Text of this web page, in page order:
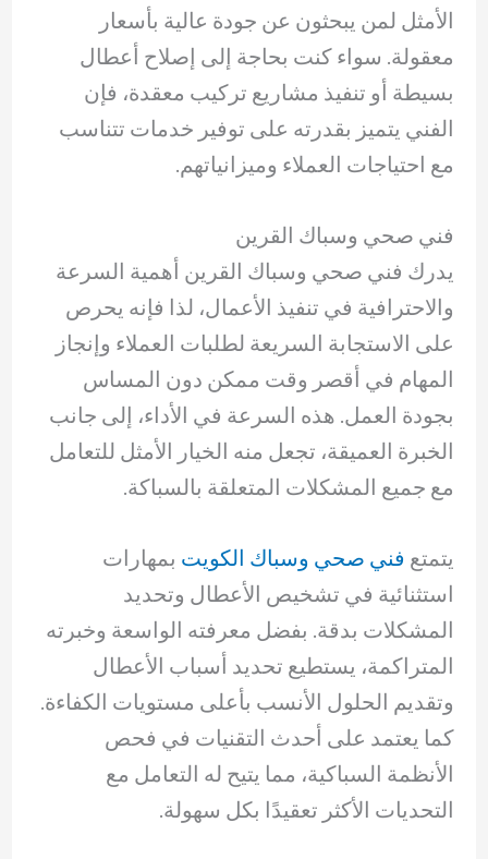
الأمثل لمن يبحثون عن جودة عالية بأسعار
معقولة. سواء كنت بحاجة إلى إصلاح أعطال
بسيطة أو تنفيذ مشاريع تركيب معقدة، فإن
الفني يتميز بقدرته على توفير خدمات تتناسب
مع احتياجات العملاء وميزانياتهم.
فني صحي وسباك القرين
يدرك فني صحي وسباك القرين أهمية السرعة
والاحترافية في تنفيذ الأعمال، لذا فإنه يحرص
على الاستجابة السريعة لطلبات العملاء وإنجاز
المهام في أقصر وقت ممكن دون المساس
بجودة العمل. هذه السرعة في الأداء، إلى جانب
الخبرة العميقة، تجعل منه الخيار الأمثل للتعامل
مع جميع المشكلات المتعلقة بالسباكة.
يتمتع فني صحي وسباك الكويت بمهارات
استثنائية في تشخيص الأعطال وتحديد
المشكلات بدقة. بفضل معرفته الواسعة وخبرته
المتراكمة، يستطيع تحديد أسباب الأعطال
وتقديم الحلول الأنسب بأعلى مستويات الكفاءة.
كما يعتمد على أحدث التقنيات في فحص
الأنظمة السباكية، مما يتيح له التعامل مع
التحديات الأكثر تعقيدًا بكل سهولة.